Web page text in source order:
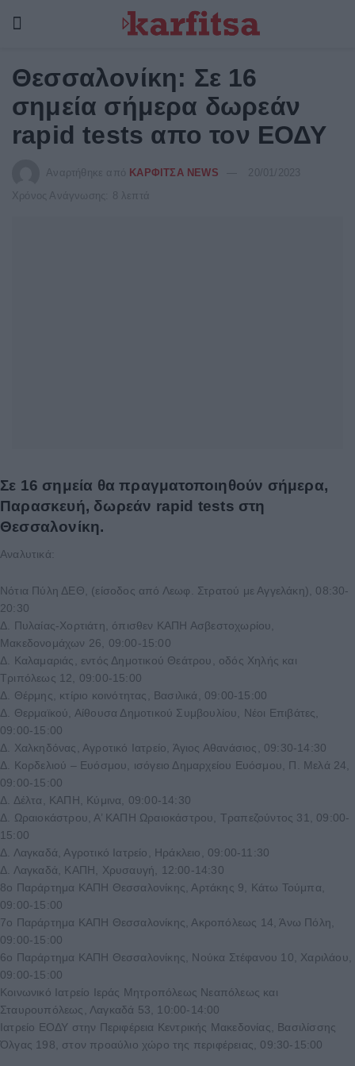
Θεσσαλονίκη: Σε 16
σημεία σήμερα δωρεάν
rapid tests απο τον ΕΟΔΥ
Αναρτήθηκε από ΚΑΡΦΙΤΣΑ NEWS
20/01/2023
Χρόνος Ανάγνωσης: 8 λεπτά
Σε 16 σημεία θα πραγματοποιηθούν σήμερα,
Παρασκευή, δωρεάν rapid tests στη
Θεσσαλονίκη.
Αναλυτικά:
Νότια Πύλη ΔΕΘ, (είσοδος από Λεωφ. Στρατού με Αγγελάκη), 08:30-
20:30
Δ. Πυλαίας-Χορτιάτη, όπισθεν ΚΑΠΗ Ασβεστοχωρίου,
Μακεδονομάχων 26, 09:00-15:00
Δ. Καλαμαριάς, εντός Δημοτικού Θεάτρου, οδός Χηλής και
Τριπόλεως 12, 09:00-15:00
Δ. Θέρμης, κτίριο κοινότητας, Βασιλικά, 09:00-15:00
Δ. Θερμαϊκού, Αίθουσα Δημοτικού Συμβουλίου, Νέοι Επιβάτες,
09:00-15:00
Δ. Χαλκηδόνας, Αγροτικό Ιατρείο, Άγιος Αθανάσιος, 09:30-14:30
Δ. Κορδελιού – Ευόσμου, ισόγειο Δημαρχείου Ευόσμου, Π. Μελά 24,
09:00-15:00
Δ. Δέλτα, ΚΑΠΗ, Κύμινα, 09:00-14:30
Δ. Ωραιοκάστρου, Α’ ΚΑΠΗ Ωραιοκάστρου, Τραπεζούντος 31, 09:00-
15:00
Δ. Λαγκαδά, Αγροτικό Ιατρείο, Ηράκλειο, 09:00-11:30
Δ. Λαγκαδά, ΚΑΠΗ, Χρυσαυγή, 12:00-14:30
8ο Παράρτημα ΚΑΠΗ Θεσσαλονίκης, Αρτάκης 9, Κάτω Τούμπα,
09:00-15:00
7ο Παράρτημα ΚΑΠΗ Θεσσαλονίκης, Ακροπόλεως 14, Άνω Πόλη,
09:00-15:00
6ο Παράρτημα ΚΑΠΗ Θεσσαλονίκης, Νούκα Στέφανου 10, Χαριλάου,
09:00-15:00
Κοινωνικό Ιατρείο Ιεράς Μητροπόλεως Νεαπόλεως και
Σταυρουπόλεως, Λαγκαδά 53, 10:00-14:00
Ιατρείο ΕΟΔΥ στην Περιφέρεια Κεντρικής Μακεδονίας, Βασιλίσσης
Όλγας 198, στον προαύλιο χώρο της περιφέρειας, 09:30-15:00